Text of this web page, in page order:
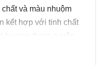
và màu nhuộm
kết hợp với tinh chất
hương thơm quyến